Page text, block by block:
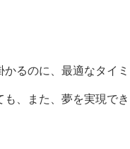
るのに、最適なタイミ
、また、夢を実現でき